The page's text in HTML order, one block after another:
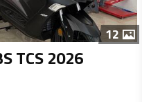
12
TCS 2026